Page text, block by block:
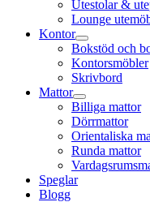
Utestolar &
Lounge
Kontor
Bokstöd och
Kontorsmöbler
Skrivbord
Mattor
Billiga mattor
Dörrmattor
Orientaliska
Runda mattor
Speglar
Blogg